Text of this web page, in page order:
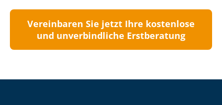
Vereinbaren Sie jetzt Ihre kostenlose
und unverbindliche Erstberatung